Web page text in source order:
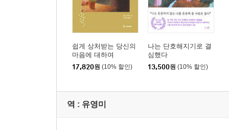
쉽게 상처받는 당신의
마음에 대하여
17,820원 (10% 할인)
나는 단호해지기로 결
심했다
13,500원 (10% 할인)
역 : 유영미